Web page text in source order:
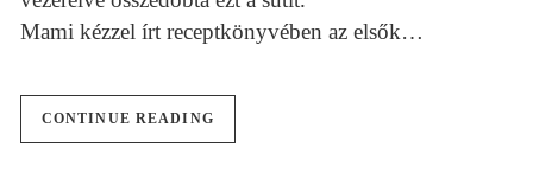
Mami kézzel írt receptkönyvében az elsők…
CONTINUE READING